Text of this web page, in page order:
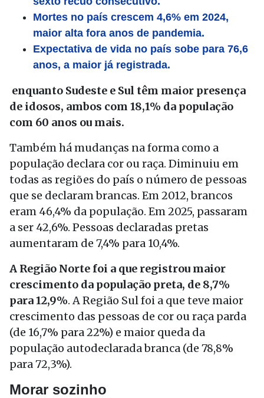
Mortes no país crescem 4,6% em 2024,
maior alta fora anos de pandemia.
Expectativa de vida no país sobe para 76,6
anos, a maior já registrada.
enquanto Sudeste e Sul têm maior presença
de idosos, ambos com 18,1% da população
com 60 anos ou mais.
Também há mudanças na forma como a
população declara cor ou raça. Diminuiu em
todas as regiões do país o número de pessoas
que se declaram brancas. Em 2012, brancos
eram 46,4% da população. Em 2025, passaram
a ser 42,6%. Pessoas declaradas pretas
aumentaram de 7,4% para 10,4%.
A Região Norte foi a que registrou maior
crescimento da população preta, de 8,7%
para 12,9%. A Região Sul foi a que teve maior
crescimento das pessoas de cor ou raça parda
(de 16,7% para 22%) e maior queda da
população autodeclarada branca (de 78,8%
para 72,3%).
Morar sozinho